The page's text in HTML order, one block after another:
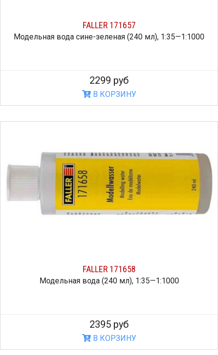
FALLER 171657
Модельная вода сине-зеленая (240 мл), 1:35—1:1000
2299 руб
В КОРЗИНУ
FALLER 171658
Модельная вода (240 мл), 1:35—1:1000
2395 руб
В КОРЗИНУ